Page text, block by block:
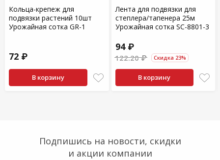
Кольца-крепеж для
подвязки растений 10шт
Урожайная сотка GR-1
72 ₽
В корзину
Лента для подвязки для
степлера/тапенера 25м
Урожайная сотка SC-8801-3
94 ₽
122.20 ₽ Скидка 23%
В корзину
Подпишись на новости, скидки
и акции компании